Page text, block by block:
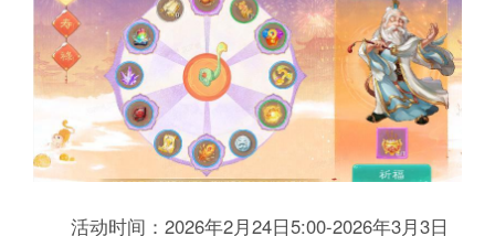
活动时间：2026年2月24日5:00-2026年3月3日